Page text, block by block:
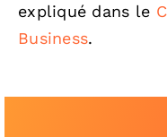
expliqué dans le
Business.